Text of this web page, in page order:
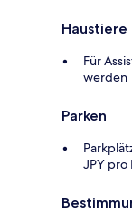
Haustiere
Für
werden
Parken
JPY pro